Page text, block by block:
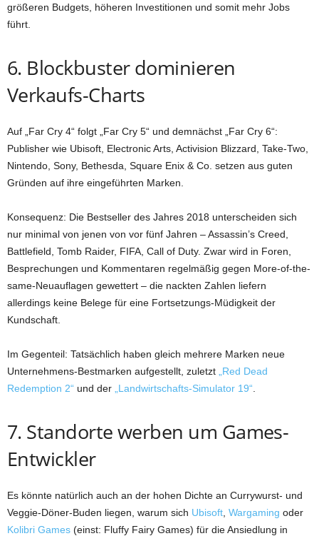
größeren Budgets, höheren Investitionen und somit mehr Jobs
führt.
6. Blockbuster dominieren
Verkaufs-Charts
Auf „Far Cry 4“ folgt „Far Cry 5“ und demnächst „Far Cry 6“:
Publisher wie Ubisoft, Electronic Arts, Activision Blizzard, Take-Two,
Nintendo, Sony, Bethesda, Square Enix & Co. setzen aus guten
Gründen auf ihre eingeführten Marken.
Konsequenz: Die Bestseller des Jahres 2018 unterscheiden sich
nur minimal von jenen von vor fünf Jahren – Assassin’s Creed,
Battlefield, Tomb Raider, FIFA, Call of Duty. Zwar wird in Foren,
Besprechungen und Kommentaren regelmäßig gegen More-of-the-
same-Neuauflagen gewettert – die nackten Zahlen liefern
allerdings keine Belege für eine Fortsetzungs-Müdigkeit der
Kundschaft.
Im Gegenteil: Tatsächlich haben gleich mehrere Marken neue
Unternehmens-Bestmarken aufgestellt, zuletzt
„Red Dead
Redemption 2“ und der „Landwirtschafts-Simulator 19“
7. Standorte werben um Games-
Entwickler
Es könnte natürlich auch an der hohen Dichte an Currywurst- und
Veggie-Döner-Buden liegen, warum sich Ubisoft Wargaming oder
Kolibri Games (einst: Fluffy Fairy Games) für die Ansiedlung in